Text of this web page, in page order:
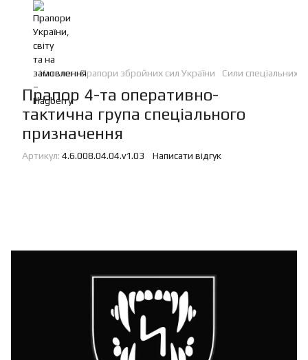
Каталог Прапори збройних сил України Сили спеціальних
Прапор 4-та оперативно-
тактична група спеціального
призначення
Артикул: 4.6.008.04.04.v1.03 Написати відгук